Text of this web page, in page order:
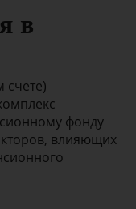
в
фонду
влияющих